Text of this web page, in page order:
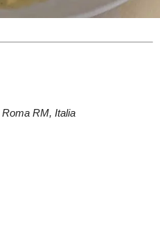
Roma RM, Italia